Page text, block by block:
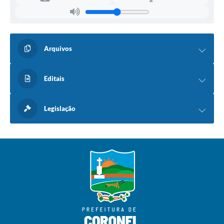
Arquivos
Editais
Legislação